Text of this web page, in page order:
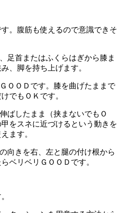
。腹筋も使えるので意識できそ
足首またはふくらはぎから膝ま
、脚を持ち上げます。
ＯＯＤです。膝を曲げたままで
でもＯＫです。
ばしたまま（挟まないでもＯ
をスネに近づけるという動きを
ます。
向きを右、左と腿の付け根から
ベリベリＧＯＯＤです。